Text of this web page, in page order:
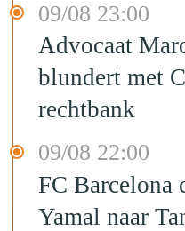
09/08 23:00
Advocaat
blundert met
rechtbank
09/08 22:00
FC Barcelona
Yamal naar